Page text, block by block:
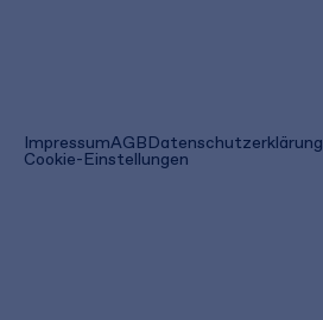
ImpressumAGB(öffnet
in
einem
Datenschutzerklärung
Cookie-Einstellungen